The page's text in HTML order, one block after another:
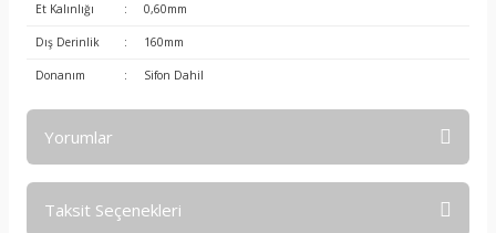
Et Kalınlığı : 0,60mm
Dış Derinlik : 160mm
Donanım : Sifon Dahil
Yorumlar
Taksit Seçenekleri